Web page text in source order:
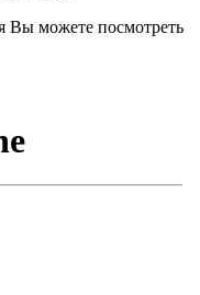
Вы можете посмотреть